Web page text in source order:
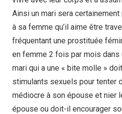
Ainsi un mari sera
à sa femme qu’il aime être
fréquentant une prostituée
en femme 2 fois par mois dans
mari qui a une « bite molle »
stimulants sexuels pour tenter
médiocre à son épouse et nier
épouse ou doit-il encourager